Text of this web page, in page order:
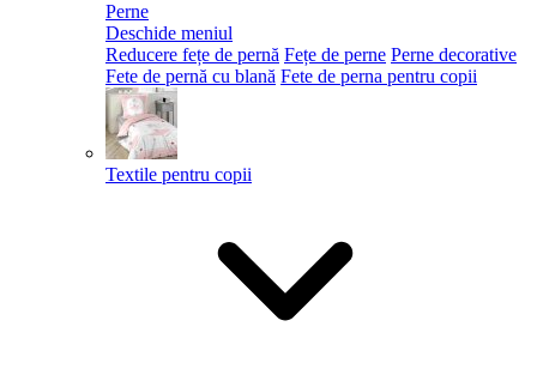
Perne
Deschide meniul
Reducere fețe de pernă Fețe de perne Perne decorative
Fete de pernă cu blană Fete de perna pentru copii
Textile pentru copii